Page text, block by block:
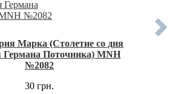
Марка (Столетие со дня
Германа Поточника) MNH
№2082
30 грн.